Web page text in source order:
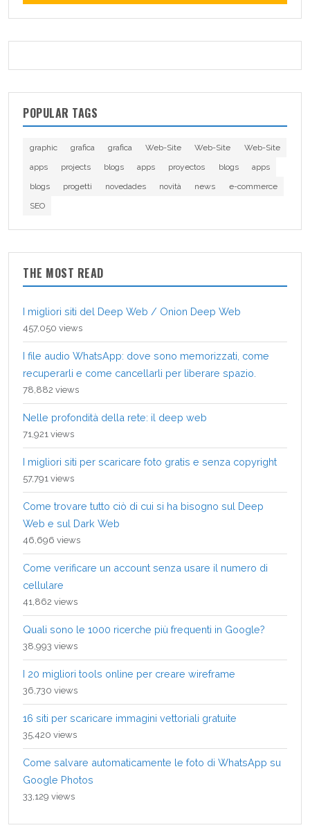
POPULAR TAGS
graphic grafica grafica Web-Site Web-Site
Web-Site
apps
projects blogs apps proyectos blogs
apps
blogs
progetti novedades novità news
e-commerce
SEO
THE MOST READ
I migliori siti del Deep Web / Onion Deep Web
457,050 views
I file audio WhatsApp: dove sono memorizzati, come
recuperarli e come cancellarli per liberare spazio.
78,882 views
Nelle profondità della rete: il deep web
71,921 views
I migliori siti per scaricare foto gratis e senza copyright
57,791 views
Come trovare tutto ciò di cui si ha bisogno sul Deep
Web e sul Dark Web
46,696 views
Come verificare un account senza usare il numero di
cellulare
41,862 views
Quali sono le 1000 ricerche più frequenti in Google?
38,993 views
I 20 migliori tools online per creare wireframe
36,730 views
16 siti per scaricare immagini vettoriali gratuite
35,420 views
Come salvare automaticamente le foto di WhatsApp su
Google Photos
33,129 views